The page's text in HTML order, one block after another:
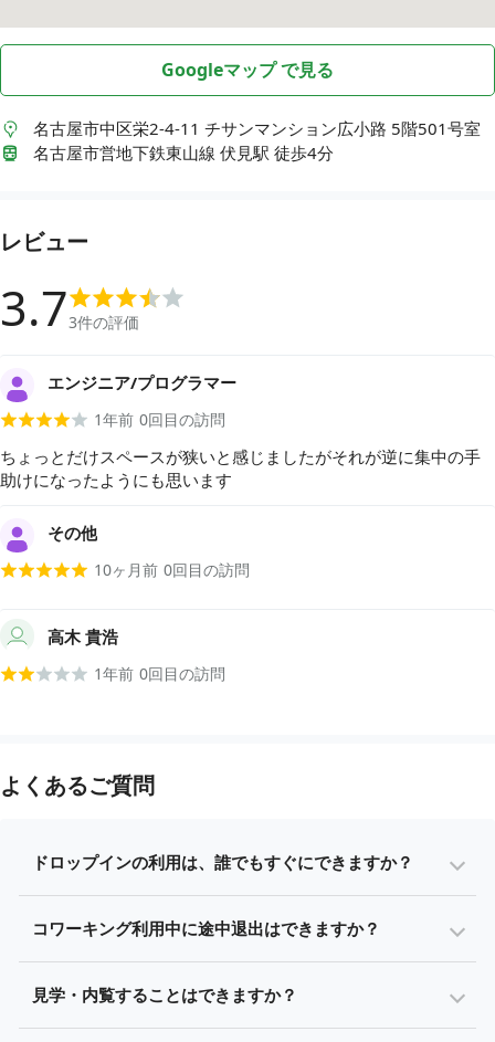
Googleマップ で見る
名古屋市中区栄2-4-11 チサンマンション広小路 5階501号室
名古屋市営地下鉄東山線 伏見駅 徒歩4分
レビュー
3.73件の評価
エンジニア/プログラマー
1年前 0回目の訪問
ちょっとだけスペースが狭いと感じましたがそれが逆に集中の手
助けになったようにも思います
その他
10ヶ月前 0回目の訪問
高木 貴浩
1年前 0回目の訪問
よくあるご質問
ドロップインの利用は、誰でもすぐにできますか？
コワーキング利用中に途中退出はできますか？
見学・内覧することはできますか？